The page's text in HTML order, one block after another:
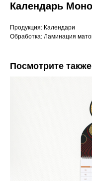
Календарь
Продукция: Календари
Обработка: Ламинация
Посмотрите также